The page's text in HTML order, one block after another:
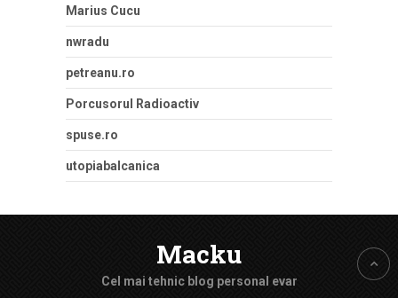
Marius Cucu
nwradu
petreanu.ro
Porcusorul Radioactiv
spuse.ro
utopiabalcanica
Macku
Cel mai tehnic blog personal evar